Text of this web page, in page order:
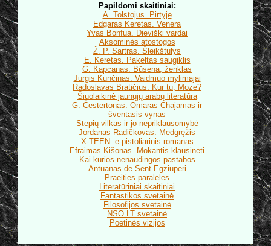
Papildomi skaitiniai:
A. Tolstojus. Pirtyje
Edgaras Keretas. Venera
Yvas Bonfua. Dieviški vardai
Aksominės atostogos
Ž. P. Sartras. Šleikštulys
E. Keretas. Pakeltas saugiklis
G. Kapcanas. Būsena, ženklas
Jurgis Kunčinas. Vaidmuo mylimajai
Radoslavas Bratičius. Kur tu, Moze?
Šiuolaikinė jaunųjų arabų literatūra
G. Čestertonas. Omaras Chajamas ir
šventasis vynas
Stepių vilkas ir jo nepriklausomybė
Jordanas Radičkovas. Medgręžis
X-TEEN: e-pistoliarinis romanas
Efraimas Kišonas. Mokantis klausinėti
Kai kurios nenaudingos pastabos
Antuanas de Sent Egziuperi
Praeities paralelės
Literatūriniai skaitiniai
Fantastikos svetainė
Filosofijos svetainė
NSO.LT svetainė
Poetinės vizijos